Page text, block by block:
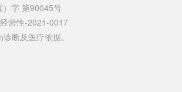
）字 第90045号
营性-2021-0017
断及医疗依据。